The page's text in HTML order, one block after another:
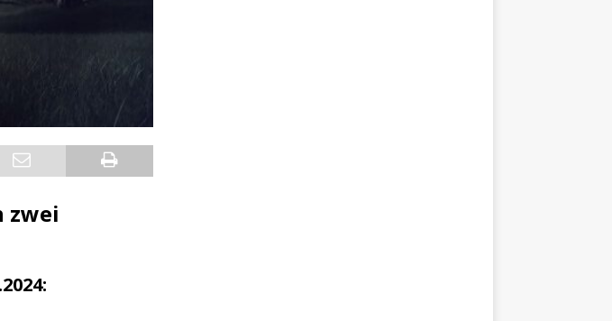
KW 19 (05.05. –
EEF Nations Cup im
zwei